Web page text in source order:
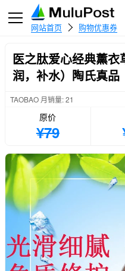
网站首页 购物优惠券
医之肽爱心经典薰
润，补水）陶氏真品
TAOBAO 月销量: 21
原价
¥79